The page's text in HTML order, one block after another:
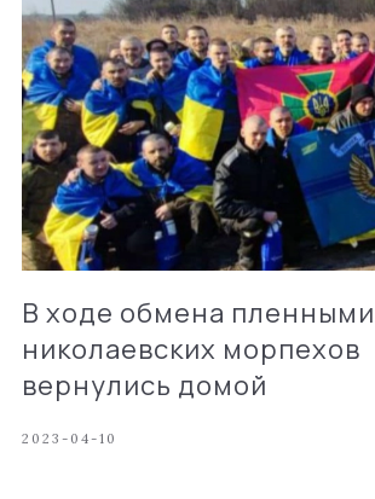
В ходе обмена пленными
николаевских морпехов
вернулись домой
2023-04-10